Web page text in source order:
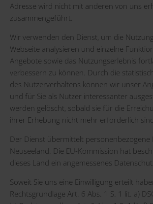
Adresse wird nicht mit anderen von uns
zusammengeführt.
Wir verwenden den Dienst, um die
Webseite analysieren und einzelne
Angebote sowie das Nutzungserlebnis
verbessern zu können. Durch die
des Nutzerverhaltens können wir unser
und für Sie als Nutzer interessanter
werden gelöscht, sobald sie für die
ihrer Erhebung nicht mehr erforderlich
Der Dienst übermittelt personenbezogene
Neuseeland. Die EU-Kommission hat
dieses Land ein angemessenes
Soweit Sie uns eine Einwilligung erteilt
Rechtsgrundlage Art. 6 Abs. 1 S. 1 lit. a)